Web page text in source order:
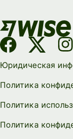
Юридическая
Политика
Политика
Политика